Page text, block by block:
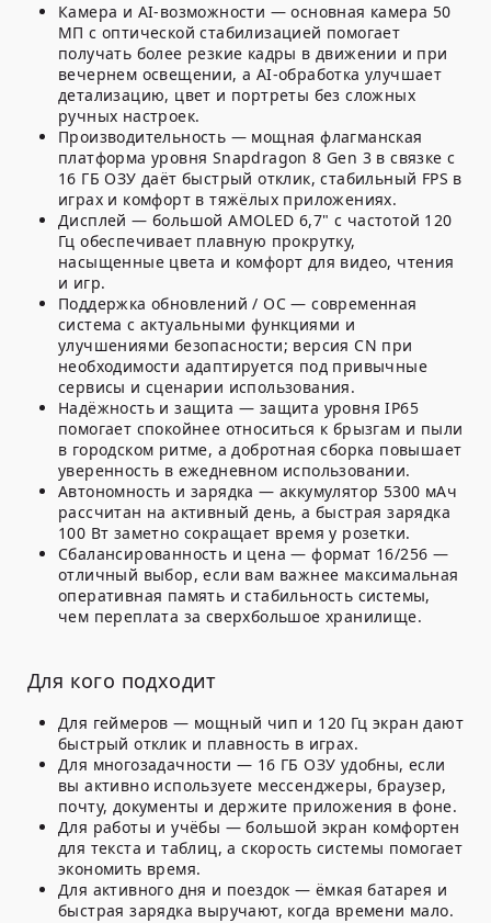
Камера и AI-возможности — основная камера 50
МП с оптической стабилизацией помогает
получать более резкие кадры в движении и при
вечернем освещении, а AI-обработка улучшает
детализацию, цвет и портреты без сложных
ручных настроек.
Производительность — мощная флагманская
платформа уровня Snapdragon 8 Gen 3 в связке с
16 ГБ ОЗУ даёт быстрый отклик, стабильный FPS в
играх и комфорт в тяжёлых приложениях.
Дисплей — большой AMOLED 6,7" с частотой 120
Гц обеспечивает плавную прокрутку,
насыщенные цвета и комфорт для видео, чтения
и игр.
Поддержка обновлений / ОС — современная
система с актуальными функциями и
улучшениями безопасности; версия CN при
необходимости адаптируется под привычные
сервисы и сценарии использования.
Надёжность и защита — защита уровня IP65
помогает спокойнее относиться к брызгам и пыли
в городском ритме, а добротная сборка повышает
уверенность в ежедневном использовании.
Автономность и зарядка — аккумулятор 5300 мАч
рассчитан на активный день, а быстрая зарядка
100 Вт заметно сокращает время у розетки.
Сбалансированность и цена — формат 16/256 —
отличный выбор, если вам важнее максимальная
оперативная память и стабильность системы,
чем переплата за сверхбольшое хранилище.
Для кого подходит
Для геймеров — мощный чип и 120 Гц экран дают
быстрый отклик и плавность в играх.
Для многозадачности — 16 ГБ ОЗУ удобны, если
вы активно используете мессенджеры, браузер,
почту, документы и держите приложения в фоне.
Для работы и учёбы — большой экран комфортен
для текста и таблиц, а скорость системы помогает
экономить время.
Для активного дня и поездок — ёмкая батарея и
быстрая зарядка выручают, когда времени мало.